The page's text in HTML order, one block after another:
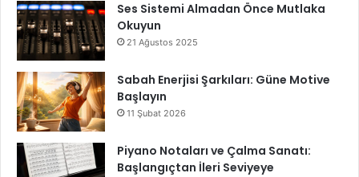
Ses Sistemi Almadan Önce Mutlaka
Okuyun
21 Ağustos 2025
Sabah Enerjisi Şarkıları: Güne Motive
Başlayın
11 Şubat 2026
Piyano Notaları ve Çalma Sanatı:
Başlangıçtan İleri Seviyeye